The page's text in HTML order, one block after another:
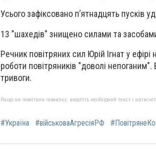
Усього зафіксовано п’ятнадцять пусків
13 "шахедів" знищено силами та
Речник повітряних сил Юрій Ігнат у
роботи повітряників "доволі непоганим".
тривоги.
Якщо ви помітили помилку, виділіть необхідний текст і
#Україна #військоваАгресіяРФ